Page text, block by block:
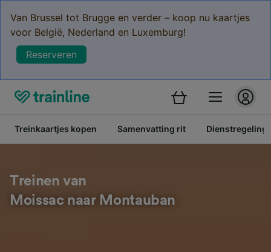
Van Brussel tot Brugge en verder – koop nu kaartjes
voor België, Nederland en Luxemburg!
Reserveren
Treinkaartjes kopen Samenvatting rit Dienstregeling
Treinen van
Moissac naar Montauban